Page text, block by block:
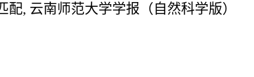
, 云南师范大学学报（自然科学版）